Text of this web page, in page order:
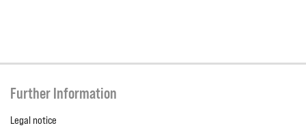
Further Information
Legal notice